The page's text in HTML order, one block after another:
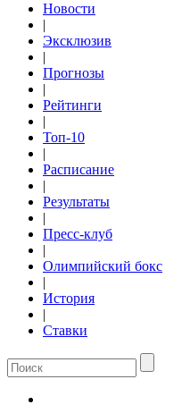
Новости
|
Эксклюзив
|
Прогнозы
|
Рейтинги
|
Топ-10
|
Расписание
|
Результаты
|
Пресс-клуб
|
Олимпийский бокс
|
История
|
Ставки